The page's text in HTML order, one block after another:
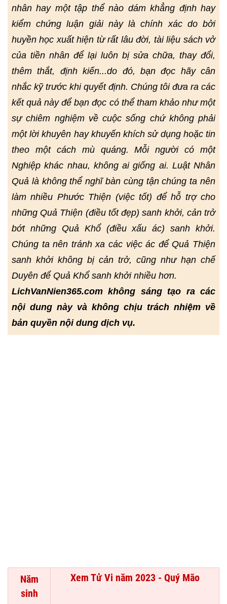
nhân hay một tập thể nào dám khẳng định hay
kiểm chứng luận giải này là chính xác do bởi
huyền học xuất hiện từ rất lâu đời, tài liệu sách vở
của tiền nhân để lại luôn bị sửa chữa, thay đổi,
thêm thắt, định kiến...do đó, bạn đọc hãy cân
nhắc kỹ trước khi quyết định. Chúng tôi đưa ra các
kết quả này để bạn đọc có thể tham khảo như một
sự chiêm nghiệm về cuộc sống chứ không phải
một lời khuyên hay khuyến khích sử dụng hoặc tin
theo một cách mù quáng. Mỗi người có một
Nghiệp khác nhau, không ai giống ai. Luật Nhân
Quả là không thể nghĩ bàn cùng tận chúng ta nên
làm nhiều Phước Thiện (việc tốt) để hỗ trợ cho
những Quả Thiện (điều tốt đẹp) sanh khởi, cản trở
bớt những Quả Khổ (điều xấu ác) sanh khởi.
Chúng ta nên tránh xa các việc ác để Quả Thiện
sanh khởi không bị cản trở, cũng như hạn chế
Duyên để Quả Khổ sanh khởi nhiều hơn.
LichVanNien365.com không sáng tạo ra các
nội dung này và không chịu trách nhiệm về
bản quyền nội dung dịch vụ.
Năm
sinh
Xem Tử Vi năm 2023 - Quý Mão